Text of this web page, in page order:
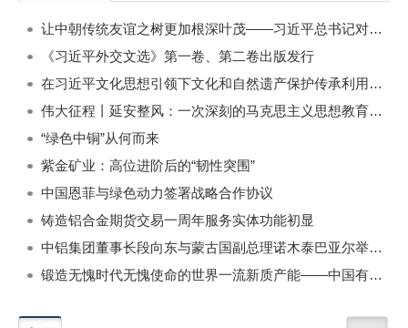
让中朝传统友谊之树更加根深叶茂——习近平总书记对朝鲜进行国事访问纪实
《习近平外交文选》第一卷、第二卷出版发行
在习近平文化思想引领下文化和自然遗产保护传承利用工作开创新局面
伟大征程丨延安整风：一次深刻的马克思主义思想教育运动
“绿色中铜”从何而来
紫金矿业：高位进阶后的“韧性突围”
中国恩菲与绿色动力签署战略合作协议
铸造铝合金期货交易一周年服务实体功能初显
中铝集团董事长段向东与蒙古国副总理诺木泰巴亚尔举行会谈
锻造无愧时代无愧使命的世界一流新质产能——中国有色金属工业的战略应对与破局之道（二）